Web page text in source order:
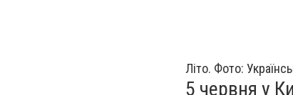
Літо. Фото:
5 червня у